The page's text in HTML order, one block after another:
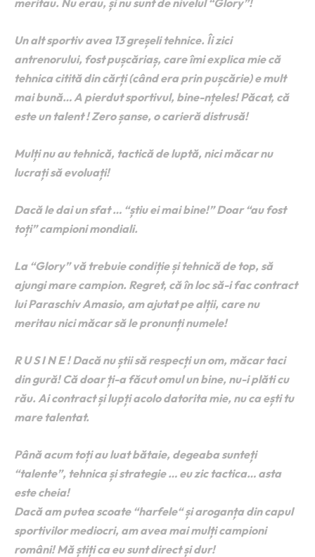
meritau. Nu erau, și nu sunt de nivelul “Glory”!
Un alt sportiv avea 13 greșeli tehnice. Îi zici
antrenorului, fost pușcăriaș, care îmi explica mie că
tehnica citită din cărți (când era prin pușcărie) e mult
mai bună… A pierdut sportivul, bine-nțeles! Păcat, că
este un talent ! Zero șanse, o carieră distrusă!
Mulți nu au tehnică, tactică de luptă, nici măcar nu
lucrați să evoluați!
Dacă le dai un sfat … “știu ei mai bine!” Doar “au fost
toți” campioni mondiali.
La “Glory” vă trebuie condiție și tehnică de top, să
ajungi mare campion. Regret, că în loc să-i fac contract
lui Paraschiv Amasio, am ajutat pe alții, care nu
meritau nici măcar să le pronunți numele!
R U S I N E ! Dacă nu știi să respecți un om, măcar taci
din gură! Că doar ți-a făcut omul un bine, nu-i plăti cu
rău. Ai contract și lupți acolo datorita mie, nu ca ești tu
mare talentat.
Până acum toți au luat bătaie, degeaba sunteți
“talente”, tehnica și strategie … eu zic tactica… asta
este cheia!
Dacă am putea scoate “harfele“ și aroganța din capul
sportivilor mediocri, am avea mai mulți campioni
români! Mă știți ca eu sunt direct și dur!